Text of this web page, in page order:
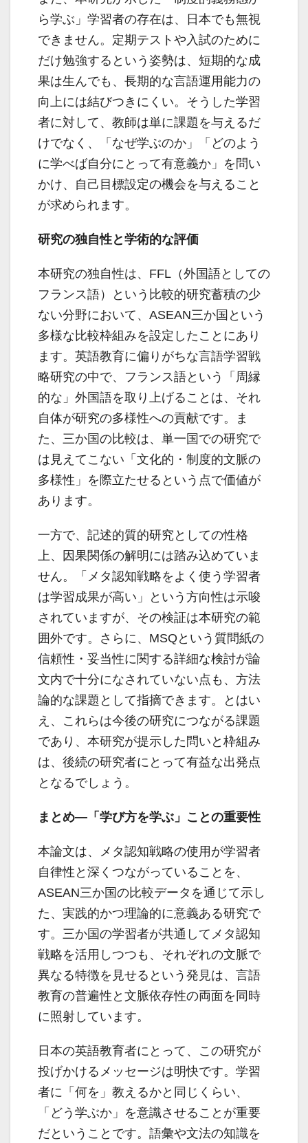
ら学ぶ」学習者の存在は、日本でも無視
できません。定期テストや入試のために
だけ勉強するという姿勢は、短期的な成
果は生んでも、長期的な言語運用能力の
向上には結びつきにくい。そうした学習
者に対して、教師は単に課題を与えるだ
けでなく、「なぜ学ぶのか」「どのよう
に学べば自分にとって有意義か」を問い
かけ、自己目標設定の機会を与えること
が求められます。
研究の独自性と学術的な評価
本研究の独自性は、FFL（外国語としての
フランス語）という比較的研究蓄積の少
ない分野において、ASEAN三か国という
多様な比較枠組みを設定したことにあり
ます。英語教育に偏りがちな言語学習戦
略研究の中で、フランス語という「周縁
的な」外国語を取り上げることは、それ
自体が研究の多様性への貢献です。ま
た、三か国の比較は、単一国での研究で
は見えてこない「文化的・制度的文脈の
多様性」を際立たせるという点で価値が
あります。
一方で、記述的質的研究としての性格
上、因果関係の解明には踏み込めていま
せん。「メタ認知戦略をよく使う学習者
は学習成果が高い」という方向性は示唆
されていますが、その検証は本研究の範
囲外です。さらに、MSQという質問紙の
信頼性・妥当性に関する詳細な検討が論
文内で十分になされていない点も、方法
論的な課題として指摘できます。とはい
え、これらは今後の研究につながる課題
であり、本研究が提示した問いと枠組み
は、後続の研究者にとって有益な出発点
となるでしょう。
まとめ―「学び方を学ぶ」ことの重要性
本論文は、メタ認知戦略の使用が学習者
自律性と深くつながっていることを、
ASEAN三か国の比較データを通じて示し
た、実践的かつ理論的に意義ある研究で
す。三か国の学習者が共通してメタ認知
戦略を活用しつつも、それぞれの文脈で
異なる特徴を見せるという発見は、言語
教育の普遍性と文脈依存性の両面を同時
に照射しています。
日本の英語教育者にとって、この研究が
投げかけるメッセージは明快です。学習
者に「何を」教えるかと同じくらい、
「どう学ぶか」を意識させることが重要
だということです。語彙や文法の知識を